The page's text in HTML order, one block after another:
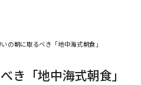
の朝に取るべき「地中海式朝食」
き「地中海式朝食」